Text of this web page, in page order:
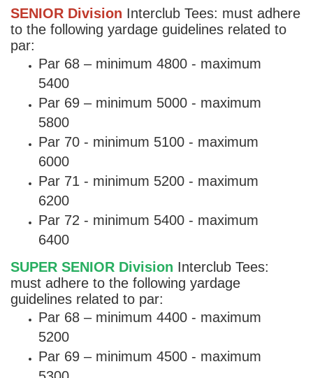
SENIOR Division Interclub Tees: must adhere
to the following yardage guidelines related to
par:
Par 68 – minimum 4800 - maximum
5400
Par 69 – minimum 5000 - maximum
5800
Par 70 - minimum 5100 - maximum
6000
Par 71 - minimum 5200 - maximum
6200
Par 72 - minimum 5400 - maximum
6400
SUPER SENIOR Division Interclub Tees:
must adhere to the following yardage
guidelines related to par:
Par 68 – minimum 4400 - maximum
5200
Par 69 – minimum 4500 - maximum